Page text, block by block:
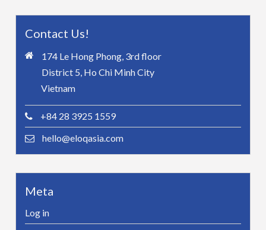
Contact Us!
174 Le Hong Phong, 3rd floor
District 5, Ho Chi Minh City
Vietnam
+84 28 3925 1559
hello@eloqasia.com
Meta
Log in